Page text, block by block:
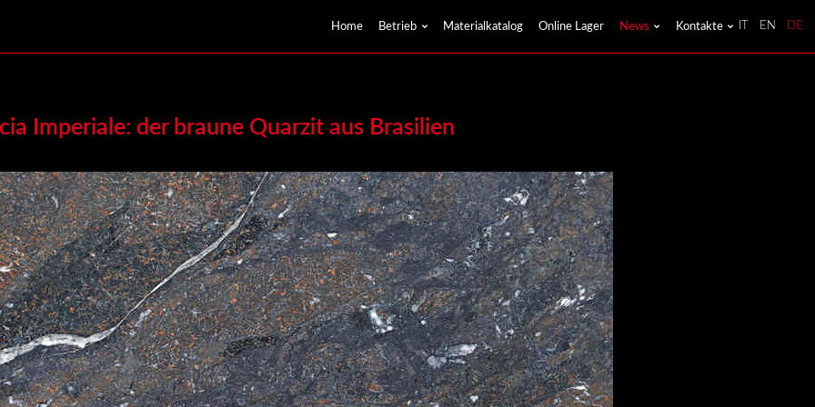
Home Betrieb Materialkatalog Online Lager News Kontakte EN DE
Imperiale: der braune Quarzit aus Brasilien